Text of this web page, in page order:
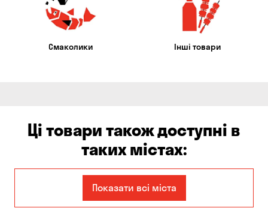
Смаколики Інші товари
Ці товари також доступні в
таких містах:
Єлизаветівка
Авангард Бабурка
Показати всі міста